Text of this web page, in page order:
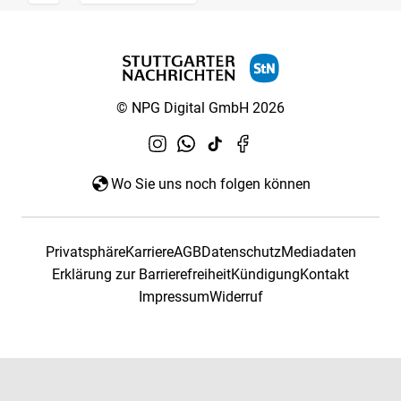
© NPG Digital GmbH 2026
Wo Sie uns noch folgen können
PrivatsphäreKarriereAGBDatenschutzMediadaten
Erklärung zur BarrierefreiheitKündigungKontakt
ImpressumWiderruf